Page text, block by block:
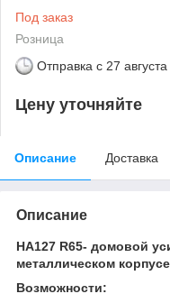
Под заказ
Розница
Отправка с 27
Цену уточняйте
Описание Доставка
Описание
HA127 R65- домовой
металлическом корпусе
Возможности: